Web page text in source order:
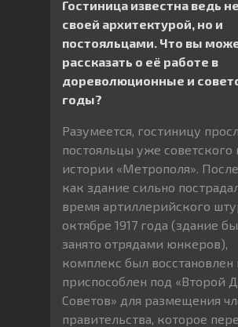
Гостиница известна ведь
своей архитектурой, но и
постояльцами. Что вы
рассказать о её работе в
дореволюционные и
годы?
Разумеется, гостиницу
постояльцы уже советского
истории «Метрополя».
как здание сильно
время артиллерийского
октябре 1917 года (здание
занято отрядами юнкеров),
комплекс был восстановлен
приспособлен под «Второй
Советов» для размещения
правительства, которое